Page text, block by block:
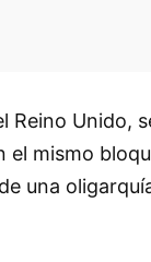
Reino Unido,
el mismo
una